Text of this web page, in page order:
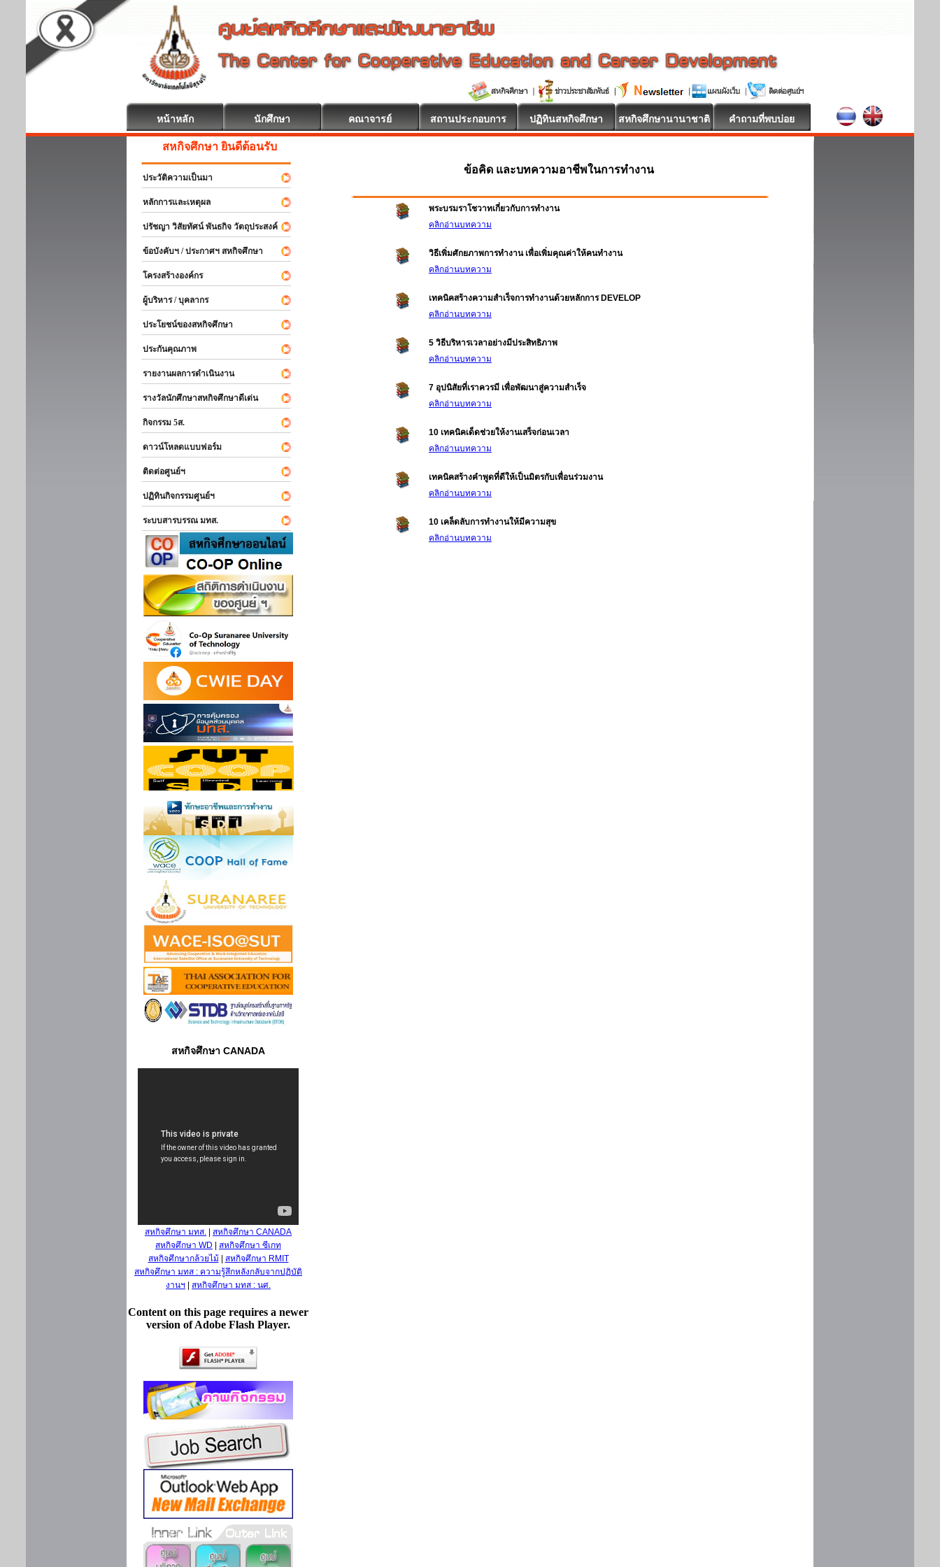
หน้าหลัก นักศึกษา คณาจารย์ สถานประกอบการ ปฏิทินสหกิจศึกษา สหกิจศึกษานานาชาติ คำถามที่พบบ่อย
สหกิจศึกษา ยินดีต้อนรับ
ประวัติความเป็นมา
หลักการและเหตุผล
ปรัชญา วิสัยทัศน์ พันธกิจ วัตถุประสงค์
ข้อบังคับฯ / ประกาศฯ สหกิจศึกษา
โครงสร้างองค์กร
ผู้บริหาร / บุคลากร
ประโยชน์ของสหกิจศึกษา
ประกันคุณภาพ
รายงานผลการดำเนินงาน
รางวัลนักศึกษาสหกิจศึกษาดีเด่น
กิจกรรม 5ส.
ดาวน์โหลดแบบฟอร์ม
ติดต่อศูนย์ฯ
ปฏิทินกิจกรรมศูนย์ฯ
ระบบสารบรรณ มทส.
สหกิจศึกษา CANADA
สหกิจศึกษา มทส.
สหกิจศึกษา CANADA
สหกิจศึกษา WD
สหกิจศึกษา ซีเกท
สหกิจศึกษากล้วยไม้
สหกิจศึกษา RMIT
สหกิจศึกษา มทส : ความรู้สึกหลังกลับจากปฏิบัติ
งานฯ
สหกิจศึกษา มทส : นศ.
Content on this page requires a newer
version of Adobe Flash Player.
ข้อคิด และบทความอาชีพในการทำงาน
พระบรมราโชวาทเกี่ยวกับการทำงาน
คลิกอ่านบทความ
วิธีเพิ่มศักยภาพการทำงาน เพื่อเพิ่มคุณค่าให้คนทำงาน
คลิกอ่านบทความ
เทคนิคสร้างความสำเร็จการทำงานด้วยหลักการ DEVELOP
คลิกอ่านบทความ
5 วิธีบริหารเวลาอย่างมีประสิทธิภาพ
คลิกอ่านบทความ
7 อุปนิสัยที่เราควรมี เพื่อพัฒนาสู่ความสำเร็จ
คลิกอ่านบทความ
10 เทคนิคเด็ดช่วยให้งานเสร็จก่อนเวลา
คลิกอ่านบทความ
เทคนิคสร้างคำพูดที่ดีให้เป็นมิตรกับเพื่อนร่วมงาน
คลิกอ่านบทความ
10 เคล็ดลับการทำงานให้มีความสุข
คลิกอ่านบทความ